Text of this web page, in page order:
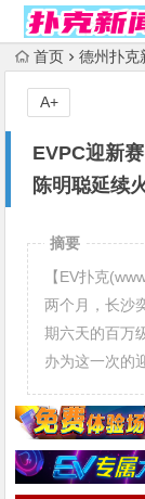
首页 德州扑克
EVPC迎新
陈明聪延续
A+
摘要
【EV扑克
两个月，长沙
期六天的百万
办为这一次的